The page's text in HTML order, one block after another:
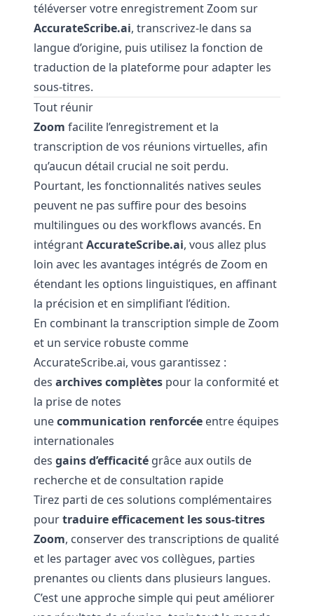
téléverser votre enregistrement Zoom sur
AccurateScribe.ai, transcrivez-le dans sa
langue d’origine, puis utilisez la fonction de
traduction de la plateforme pour adapter les
sous-titres.
Tout réunir
Zoom facilite l’enregistrement et la
transcription de vos réunions virtuelles, afin
qu’aucun détail crucial ne soit perdu.
Pourtant, les fonctionnalités natives seules
peuvent ne pas suffire pour des besoins
multilingues ou des workflows avancés. En
intégrantAccurateScribe.ai, vous allez plus
loin avec les avantages intégrés de Zoom en
étendant les options linguistiques, en affinant
la précision et en simplifiant l’édition.
En combinant la transcription simple de Zoom
et un service robuste comme
AccurateScribe.ai, vous garantissez :
des archives complètes pour la conformité et
la prise de notes
unecommunication renforcée entre équipes
internationales
des gains d’efficacité grâce aux outils de
recherche et de consultation rapide
Tirez parti de ces solutions complémentaires
pourtraduire efficacement les sous-titres
Zoom, conserver des transcriptions de qualité
et les partager avec vos collègues, parties
prenantes ou clients dans plusieurs langues.
C’est une approche simple qui peut améliorer